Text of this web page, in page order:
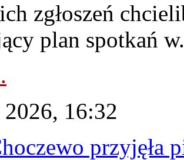
zgłoszeń
plan spotkań
16:32
przyjęła